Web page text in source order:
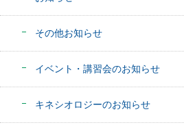
その他お知らせ
イベント・講習会のお知らせ
キネシオロジーのお知らせ